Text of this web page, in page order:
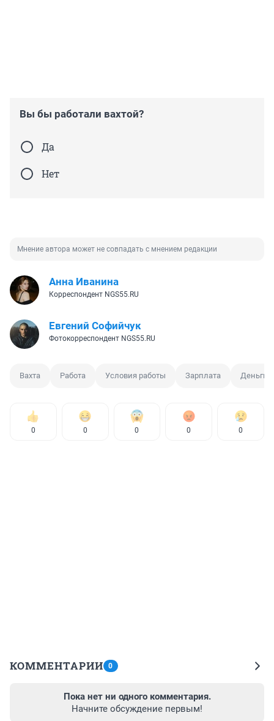
Вы бы работали вахтой?
Да
Нет
Мнение автора может не совпадать с мнением редакции
Анна Иванина
Корреспондент NGS55.RU
Евгений Софийчук
Фотокорреспондент NGS55.RU
Вахта Работа Условия работы Зарплата Деньги
0 0 0 0 0
КОММЕНТАРИИ 0
Пока нет ни одного комментария.
Начните обсуждение первым!